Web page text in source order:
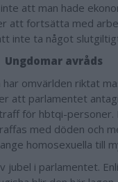
att man hade
att fortsätta med
inte ta något
Ungdomar avråds
omvärlden riktat
att parlamentet
för hbtqi-personer.
med döden och
homosexuella till
jubel i parlamentet.